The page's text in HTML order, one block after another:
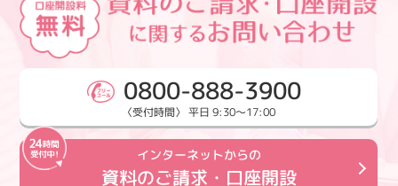
0800-888-3900
〈受付時間〉 平日 9:30～17:00
インターネットからの
資料のご請求・口座開設